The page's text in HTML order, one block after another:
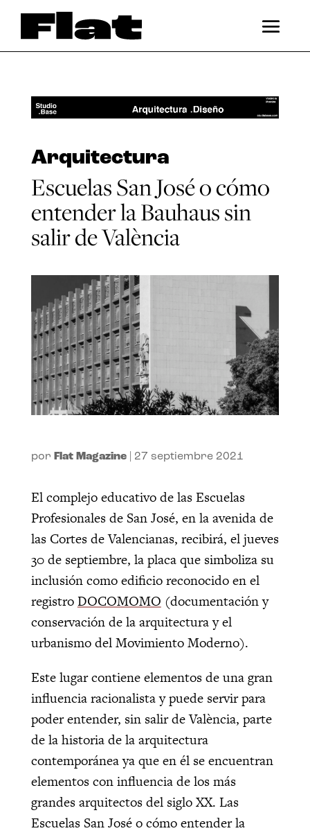
Arquitectura
Escuelas San José o cómo
entender la Bauhaus sin
salir de València
por Flat Magazine| 27 septiembre 2021
El complejo educativo de las Escuelas
Profesionales de San José, en la avenida de
las Cortes de Valencianas, recibirá, el jueves
30 de septiembre, la placa que simboliza su
inclusión como edificio reconocido en el
registroDOCOMOMO (documentación y
conservación de la arquitectura y el
urbanismo del Movimiento Moderno).
Este lugar contiene elementos de una gran
influencia racionalista y puede servir para
poder entender, sin salir de València, parte
de la historia de la arquitectura
contemporánea ya que en él se encuentran
elementos con influencia de los más
grandes arquitectos del siglo XX. Las
Escuelas San José o cómo entender la